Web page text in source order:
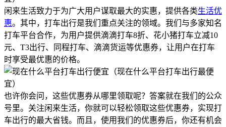
闲来生活致力于为广大用户谋取最大的实惠，提供各类生活优
惠。其中，打车出行是我们重点关注的领域。我们与多家知名
打车平台合作，为用户提供滴滴打车8折、花小猪打车立减10
元、T3出行、同程打车、滴滴货运等优惠券，让用户在打车
时享受最优惠的价格。
也许你会问，这些优惠券从哪里领取呢？答案就在我们的公众
号里。关注闲来生活，你就可以轻松领取这些优惠券，实现打
车出行的最大省钱。而且，使用我们的优惠券后，你还有机会